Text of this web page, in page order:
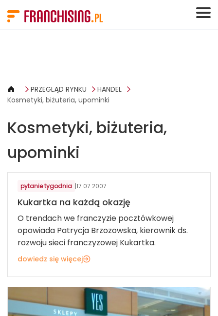
PRZEGLĄD RYNKU
HANDEL
Kosmetyki, biżuteria, upominki
Kosmetyki, biżuteria,
upominki
KOSMETYKI, BIŻUTERIA, UPOMINKI
pytanie tygodnia |17.07.2007
Kukartka na każdą okazję
O trendach we franczyzie pocztówkowej
opowiada Patrycja Brzozowska, kierownik ds.
rozwoju sieci franczyzowej Kukartka.
dowiedz się więcej